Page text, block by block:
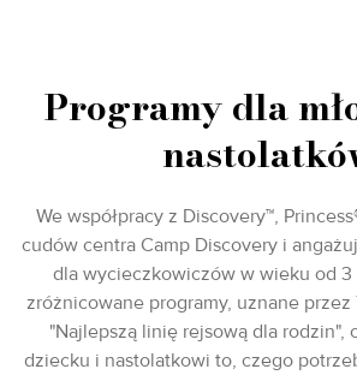
Programy dla
We współpracy z Discovery™,
cudów centra Camp Discovery i
dla wycieczkowiczów w wieku od 3
zróżnicowane programy, uznane przez
"Najlepszą linię rejsową dla rodzin",
dziecku i nastolatkowi to, czego